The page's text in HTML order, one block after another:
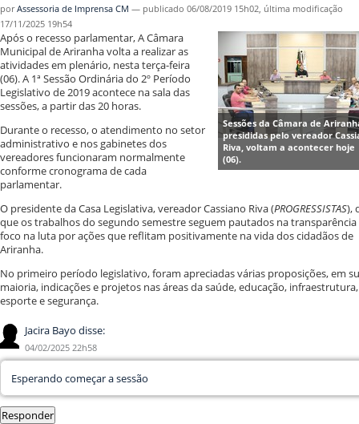
porAssessoria de Imprensa CM — publicado 06/08/2019 15h02, última modificação
17/11/2025 19h54
Sessões da Câmara de
presididas pelo vereador
Riva, voltam a acontecer hoje
(06).
Após o recesso parlamentar, A Câmara
Municipal de Ariranha volta a realizar as
atividades em plenário, nesta terça-feira
(06). A 1ª Sessão Ordinária do 2º Período
Legislativo de 2019 acontece na sala das
sessões, a partir das 20 horas.
Durante o recesso, o atendimento no setor
administrativo e nos gabinetes dos
vereadores funcionaram normalmente
conforme cronograma de cada
parlamentar.
O presidente da Casa Legislativa, vereador Cassiano Riva (PROGRESSISTAS),
que os trabalhos do segundo semestre seguem pautados na transparência
foco na luta por ações que reflitam positivamente na vida dos cidadãos de
Ariranha.
No primeiro período legislativo, foram apreciadas várias proposições, em
maioria, indicações e projetos nas áreas da saúde, educação, infraestrutura,
esporte e segurança.
Jacira Bayo disse:
04/02/2025 22h58
Esperando começar a sessão
Responder